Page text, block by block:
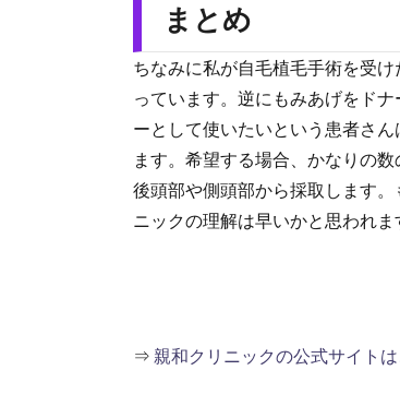
まとめ
ちなみに私が自毛植毛手術を受
っています。逆にもみあげをド
ーとして使いたいという患者さ
ます。希望する場合、かなりの
後頭部や側頭部から採取します
ニックの理解は早いかと思われま
⇒ 親和クリニックの公式サイト